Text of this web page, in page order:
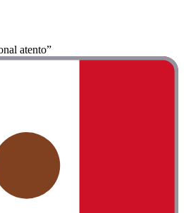
atento”